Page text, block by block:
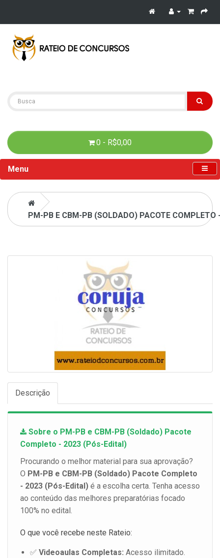
0 - R$0,00
Menu
PM-PB E CBM-PB (SOLDADO) PACOTE
Descrição
Sobre o PM-PB e CBM-PB (Soldado) Pacote
Completo - 2023 (Pós-Edital)
Procurando o melhor material para sua aprovação?
O PM-PB e CBM-PB (Soldado) Pacote Completo
- 2023 (Pós-Edital) é a escolha certa. Tenha acesso
ao conteúdo das melhores preparatórias focado
100% no edital.
O que você recebe neste Rateio:
✅ Videoaulas Completas: Acesso ilimitado.